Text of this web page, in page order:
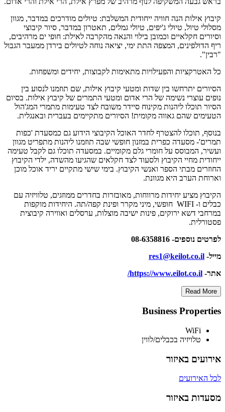
קיבוץ אילות הנה חוויה ייחודית המשלבת: טיולים מודרכים במדבר, מגוון
מסלולי טיול, טיולי ג'יפים, טיולי גמלים, תאטרון במדבר, סיור קיבוצי
וסיורים חקלאיים וכמובן בילוי והנאה מהקרבה לאילת: חופי ים מרהיבים,
ריף הדולפינים, המצפה התת ימי, יציאה נוחה לטיולים בירדן ממעבר הגבול
"רבין".
כל האטרקציות והפעילויות מתאימות לקבוצות, יחידים ומשפחות.
הסיורים יתרחשו בין שדות ומטעי קיבוץ אילות, שם תוזמנו לנסוע בין
נופים עוצרי נשימה של הרי אדום ומטעי התמרים של קיבוץ אילות. בסיום
הסיור תוכלו ליהנות מקינוח סיידר משובח לצד טעימות מתמרי המג'הול
הטעימים שהם גאווה מקומית! הסיורים מתקיימים בעברית ובאנגלית.
בנוסף, תוכלו להצטרף לחדר האוכל הקיבוצי הידוע גם כמסעדת 'כפות
תמרים'- מסעדה כפרית במזנון חופשי שבה תוזמנו ליהנות מתפריט מגוון
ועשיר, המבוסס על חומרי גלם מקומיים. במסעדה תוכלו גם לקבל טעימה
ייחודית מחיי הקיבוץ ולסעוד לצד חקלאים שהגיעו מהשדה, ילדי הקיבוץ
החוזרים מבתי הספר ואנשי הקיבוץ. בימי שישי מתקיים יריד אוכל מוכן
וארוחת הערב היא מגוונת.
הקיבוץ מציע יחידות מרווחות, מאובזרות בחדרים ממוזגים, טלוויזיה עם
כבלים ו- WIFI חופשי, מיני מקרר ופינת קפה/תה. היחידות מוקפות
במרחבי דשא ירוקים, פינות ישיבה מוצלות, ערסלים ואווירה קיבוצית
פסטורלית.
לפרטים נוספים- 08-6358816
מייל- res1@keilot.co.il
אתר- https://www.eilot.co.il/
Read More
Business Properties
WiFi
טלויזיה בכבלים/לווין
אירועים באיזור
לכל האירועים
מסעדות באיזור